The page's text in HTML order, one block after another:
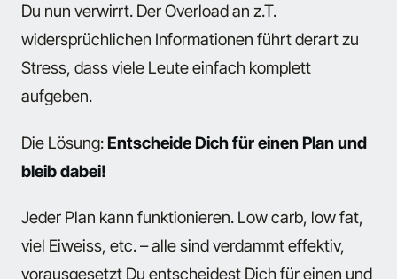
Du nun verwirrt. Der Overload an z.T.
widersprüchlichen Informationen führt derart zu
Stress, dass viele Leute einfach komplett
aufgeben.
Die Lösung:Entscheide Dich für einen Plan und
bleib dabei!
Jeder Plan kann funktionieren. Low carb, low fat,
viel Eiweiss, etc. – alle sind verdammt effektiv,
vorausgesetzt Du entscheidest Dich für einen und